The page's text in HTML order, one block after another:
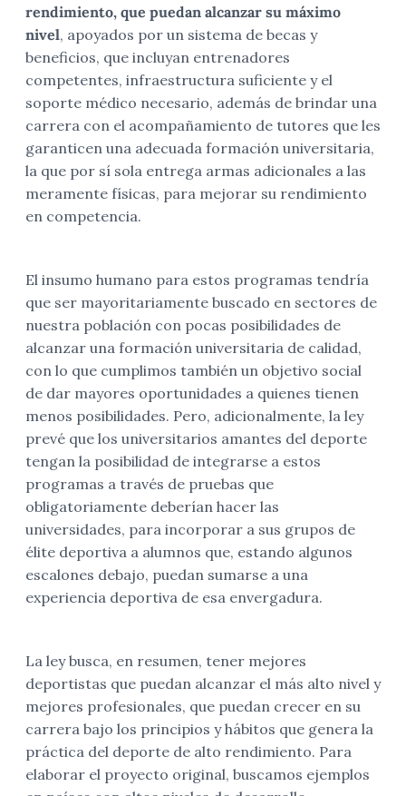
rendimiento, que puedan alcanzar su máximo
nivel, apoyados por un sistema de becas y
beneficios, que incluyan entrenadores
competentes, infraestructura suficiente y el
soporte médico necesario, además de brindar una
carrera con el acompañamiento de tutores que les
garanticen una adecuada formación universitaria,
la que por sí sola entrega armas adicionales a las
meramente físicas, para mejorar su rendimiento
en competencia.
El insumo humano para estos programas tendría
que ser mayoritariamente buscado en sectores de
nuestra población con pocas posibilidades de
alcanzar una formación universitaria de calidad,
con lo que cumplimos también un objetivo social
de dar mayores oportunidades a quienes tienen
menos posibilidades. Pero, adicionalmente, la ley
prevé que los universitarios amantes del deporte
tengan la posibilidad de integrarse a estos
programas a través de pruebas que
obligatoriamente deberían hacer las
universidades, para incorporar a sus grupos de
élite deportiva a alumnos que, estando algunos
escalones debajo, puedan sumarse a una
experiencia deportiva de esa envergadura.
La ley busca, en resumen, tener mejores
deportistas que puedan alcanzar el más alto nivel y
mejores profesionales, que puedan crecer en su
carrera bajo los principios y hábitos que genera la
práctica del deporte de alto rendimiento. Para
elaborar el proyecto original, buscamos ejemplos